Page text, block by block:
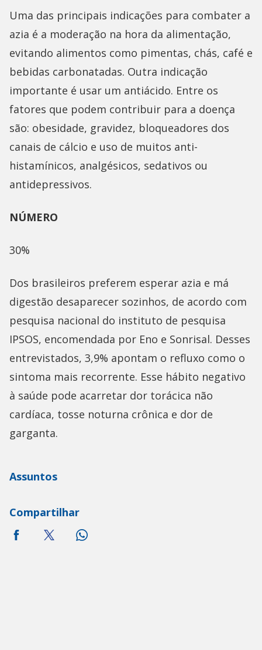
Uma das principais indicações para combater a
azia é a moderação na hora da alimentação,
evitando alimentos como pimentas, chás, café e
bebidas carbonatadas. Outra indicação
importante é usar um antiácido. Entre os
fatores que podem contribuir para a doença
são: obesidade, gravidez, bloqueadores dos
canais de cálcio e uso de muitos anti-
histamínicos, analgésicos, sedativos ou
antidepressivos.
NÚMERO
30%
Dos brasileiros preferem esperar azia e má
digestão desaparecer sozinhos, de acordo com
pesquisa nacional do instituto de pesquisa
IPSOS, encomendada por Eno e Sonrisal. Desses
entrevistados, 3,9% apontam o refluxo como o
sintoma mais recorrente. Esse hábito negativo
à saúde pode acarretar dor torácica não
cardíaca, tosse noturna crônica e dor de
garganta.
Assuntos
Compartilhar